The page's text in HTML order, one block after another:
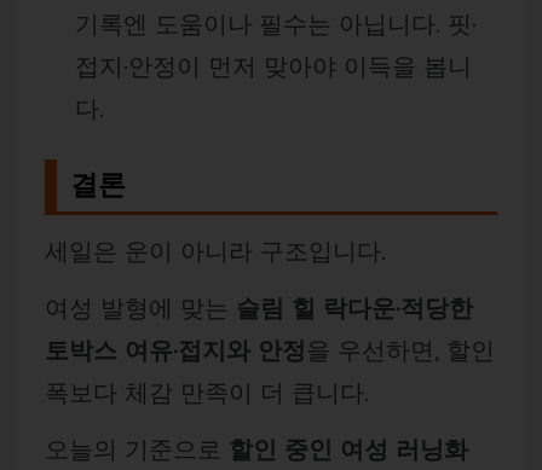
기록엔 도움이나 필수는 아닙니다. 핏·
접지·안정이 먼저 맞아야 이득을 봅니
다.
결론
세일은 운이 아니라 구조입니다.
여성 발형에 맞는 슬림 힐 락다운·적당한
토박스 여유·접지와 안정을 우선하면, 할인
폭보다 체감 만족이 더 큽니다.
오늘의 기준으로 할인 중인 여성 러닝화